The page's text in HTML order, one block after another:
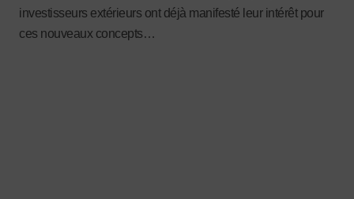
investisseurs extérieurs ont déjà manifesté leur intérêt pour
ces nouveaux concepts…